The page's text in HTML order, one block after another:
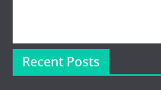
Recent Posts